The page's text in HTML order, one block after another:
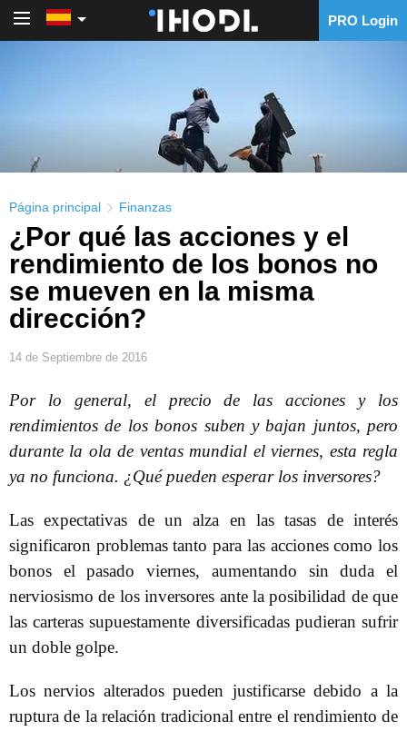
PRO Login
Página principal Finanzas
¿Por qué las acciones y el
rendimiento de los bonos no
se mueven en la misma
dirección?
14 de Septiembre de 2016
Por lo general, el precio de las acciones y los
rendimientos de los bonos suben y bajan juntos, pero
durante la ola de ventas mundial el viernes, esta regla
ya no funciona. ¿Qué pueden esperar los inversores?
Las expectativas de un alza en las tasas de interés
significaron problemas tanto para las acciones como los
bonos el pasado viernes, aumentando sin duda el
nerviosismo de los inversores ante la posibilidad de que
las carteras supuestamente diversificadas pudieran sufrir
un doble golpe.
Los nervios alterados pueden justificarse debido a la
ruptura de la relación tradicional entre el rendimiento de